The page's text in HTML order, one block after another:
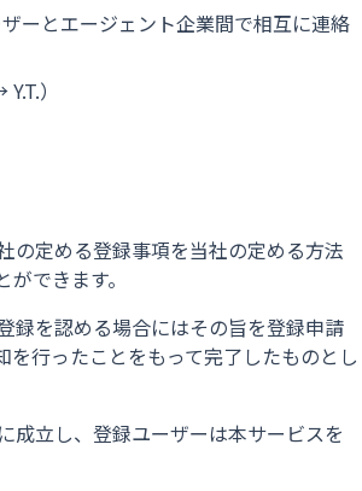
ーとエージェント企業間で相互に連絡
）
の定める登録事項を当社の定める方法
できます。
録を認める場合にはその旨を登録申請
行ったことをもって完了したものとし
成立し、登録ユーザーは本サービスを